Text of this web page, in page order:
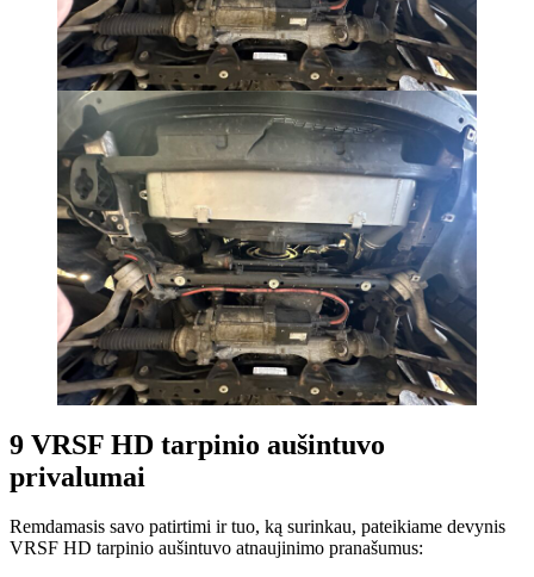
9 VRSF HD tarpinio aušintuvo
privalumai
Remdamasis savo patirtimi ir tuo, ką surinkau, pateikiame devynis
VRSF HD tarpinio aušintuvo atnaujinimo pranašumus: